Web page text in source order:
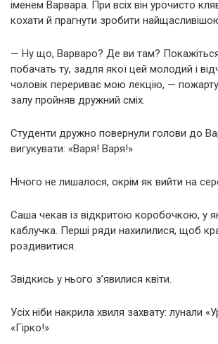
іменем Варвара. При всіх він урочисто
кохати й прагнути зробити найщасливішою
— Ну що, Варваро? Де ви там?
побачать ту, задля якої цей молодий і
чоловік перериває мою лекцію, —
залу пройняв дружний сміх.
Студенти дружно повернули голови до
вигукувати: «Варя! Варя!»
Нічого не лишалося, окрім як вийти на
Саша чекав із відкритою коробочкою, у
каблучка. Перші ряди нахилилися, щоб
роздивитися.
Звідкись у нього з’явилися квіти.
Усіх ніби накрила хвиля захвату: лунали
«Гірко!»